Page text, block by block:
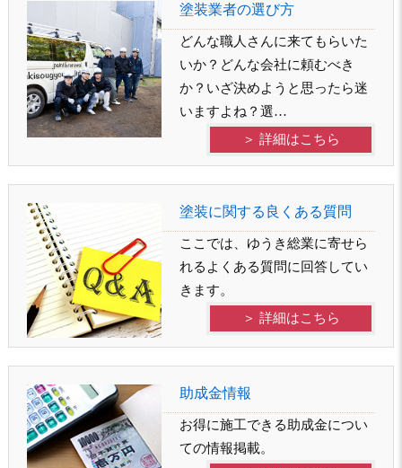
塗装業者の選び方
どんな職人さんに来てもらいた
いか？どんな会社に頼むべき
か？いざ決めようと思ったら迷
いますよね？選…
＞ 詳細はこちら
塗装に関する良くある質問
ここでは、ゆうき総業に寄せら
れるよくある質問に回答してい
きます。
＞ 詳細はこちら
助成金情報
お得に施工できる助成金につい
ての情報掲載。